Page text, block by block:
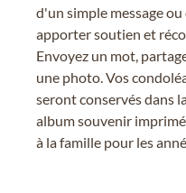
d'un simple message
apporter soutien et
Envoyez un mot,
une photo. Vos
seront conservés dans
album souvenir
à la famille pour les